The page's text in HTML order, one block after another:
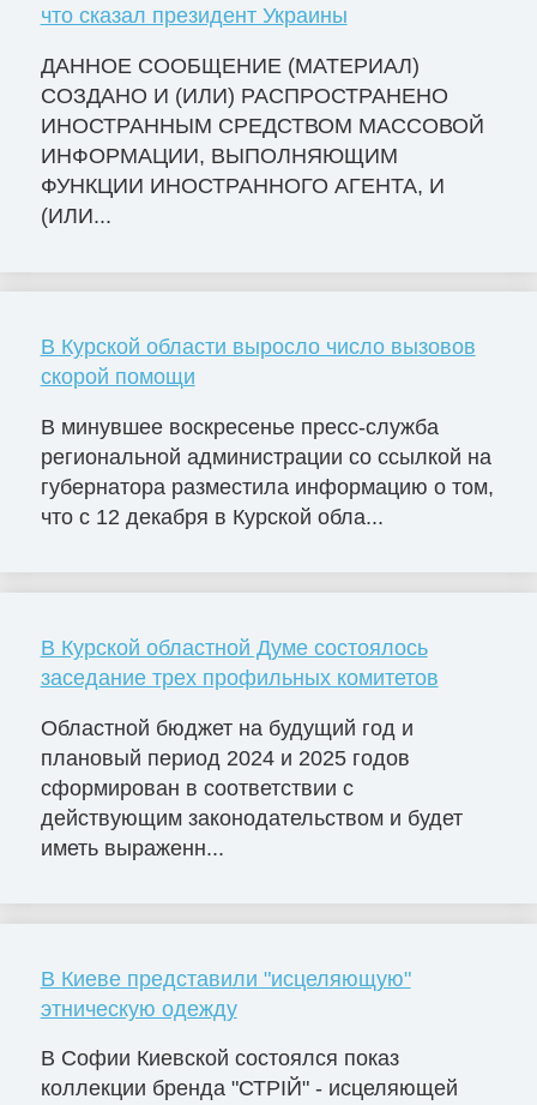
что сказал президент Украины
ДАННОЕ СООБЩЕНИЕ (МАТЕРИАЛ)
СОЗДАНО И (ИЛИ) РАСПРОСТРАНЕНО
ИНОСТРАННЫМ СРЕДСТВОМ МАССОВОЙ
ИНФОРМАЦИИ, ВЫПОЛНЯЮЩИМ
ФУНКЦИИ ИНОСТРАННОГО АГЕНТА, И
(ИЛИ...
В Курской области выросло число вызовов
скорой помощи
В минувшее воскресенье пресс-служба
региональной администрации со ссылкой на
губернатора разместила информацию о том,
что с 12 декабря в Курской обла...
В Курской областной Думе состоялось
заседание трех профильных комитетов
Областной бюджет на будущий год и
плановый период 2024 и 2025 годов
сформирован в соответствии с
действующим законодательством и будет
иметь выраженн...
В Киеве представили "исцеляющую"
этническую одежду
В Софии Киевской состоялся показ
коллекции бренда "СТРІЙ" - исцеляющей